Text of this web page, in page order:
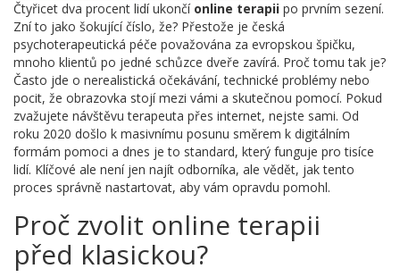
Čtyřicet dva procent lidí ukončí online terapii po prvním sezení.
Zní to jako šokující číslo, že? Přestože je česká
psychoterapeutická péče považována za evropskou špičku,
mnoho klientů po jedné schůzce dveře zavírá. Proč tomu tak je?
Často jde o nerealistická očekávání, technické problémy nebo
pocit, že obrazovka stojí mezi vámi a skutečnou pomocí. Pokud
zvažujete návštěvu terapeuta přes internet, nejste sami. Od
roku 2020 došlo k masivnímu posunu směrem k digitálním
formám pomoci a dnes je to standard, který funguje pro tisíce
lidí. Klíčové ale není jen najít odborníka, ale vědět, jak tento
proces správně nastartovat, aby vám opravdu pomohl.
Proč zvolit online terapii
před klasickou?